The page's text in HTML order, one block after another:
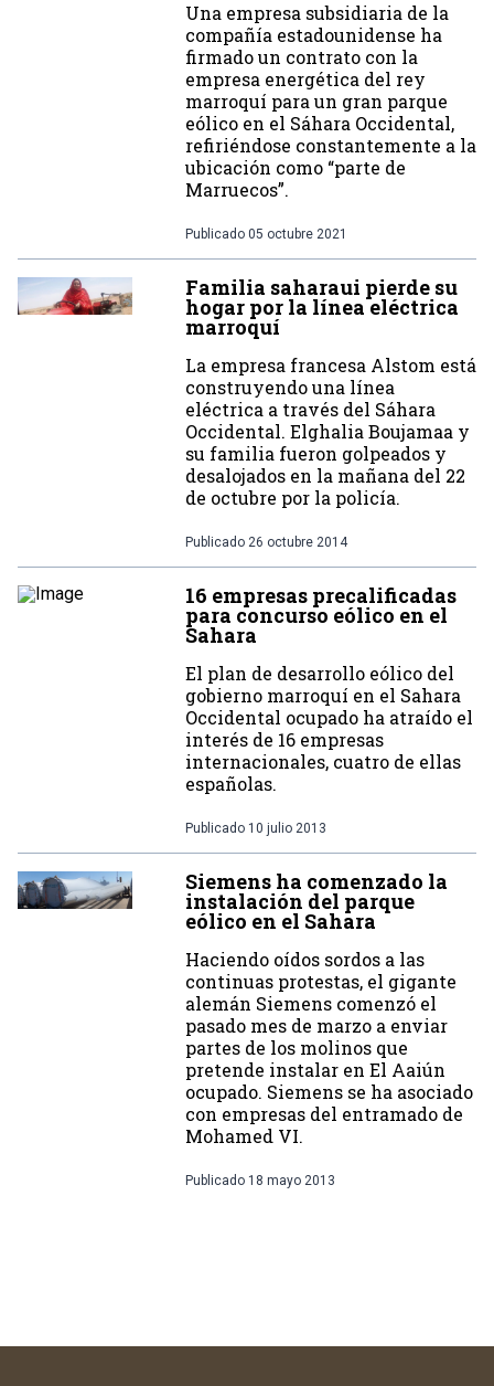
Una empresa subsidiaria de la
compañía estadounidense ha
firmado un contrato con la
empresa energética del rey
marroquí para un gran parque
eólico en el Sáhara Occidental,
refiriéndose constantemente a la
ubicación como “parte de
Marruecos”.
Publicado 05 octubre 2021
Familia saharaui pierde su
hogar por la línea eléctrica
marroquí
La empresa francesa Alstom está
construyendo una línea
eléctrica a través del Sáhara
Occidental. Elghalia Boujamaa y
su familia fueron golpeados y
desalojados en la mañana del 22
de octubre por la policía.
Publicado 26 octubre 2014
16 empresas precalificadas
para concurso eólico en el
Sahara
El plan de desarrollo eólico del
gobierno marroquí en el Sahara
Occidental ocupado ha atraído el
interés de 16 empresas
internacionales, cuatro de ellas
españolas.
Publicado 10 julio 2013
Siemens ha comenzado la
instalación del parque
eólico en el Sahara
Haciendo oídos sordos a las
continuas protestas, el gigante
alemán Siemens comenzó el
pasado mes de marzo a enviar
partes de los molinos que
pretende instalar en El Aaiún
ocupado. Siemens se ha asociado
con empresas del entramado de
Mohamed VI.
Publicado 18 mayo 2013